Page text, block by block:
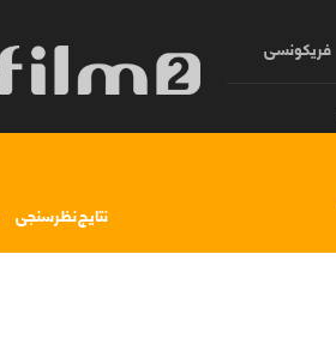
فریکونسی
نتایج نظرسنجی